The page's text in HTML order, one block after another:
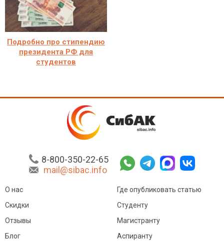
Подробно про стипендию
президента РФ для
студентов
8-800-350-22-65
mail@sibac.info
О нас
Скидки
Отзывы
Блог
Где опубликовать статью
Студенту
Магистранту
Аспиранту